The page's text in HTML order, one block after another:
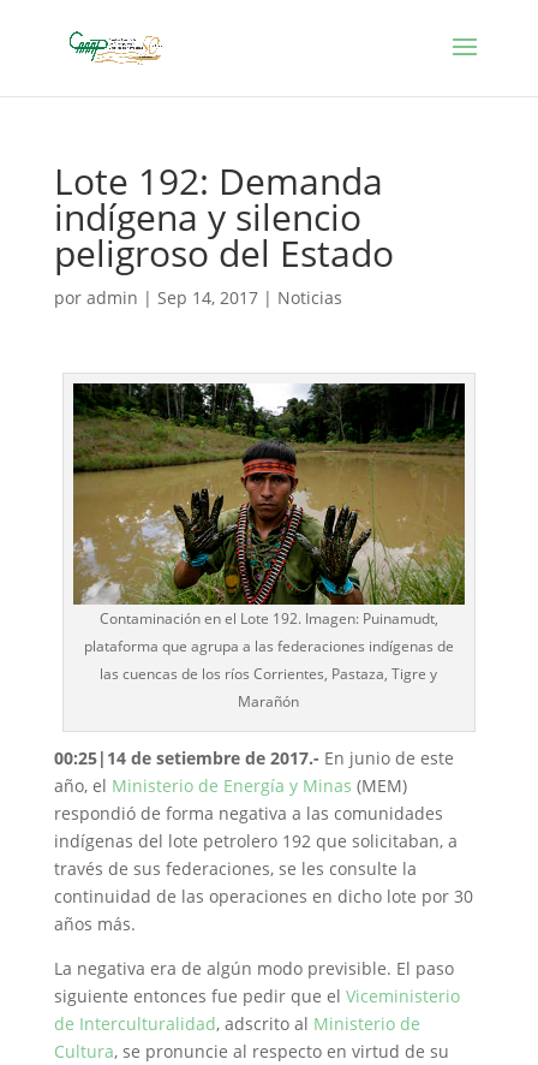
Lote 192: Demanda
indígena y silencio
peligroso del Estado
por admin | Sep 14, 2017| Noticias
Contaminación en el Lote 192. Imagen: Puinamudt,
plataforma que agrupa a las federaciones indígenas de
las cuencas de los ríos Corrientes, Pastaza, Tigre y
Marañón
00:25|14 de setiembre de 2017.- En junio de este
año, el Ministerio de Energía y Minas (MEM)
respondió de forma negativa a las comunidades
indígenas del lote petrolero 192 que solicitaban, a
través de sus federaciones, se les consulte la
continuidad de las operaciones en dicho lote por 30
años más.
La negativa era de algún modo previsible. El paso
siguiente entonces fue pedir que el Viceministerio
de Interculturalidad, adscrito al Ministerio de
Cultura, se pronuncie al respecto en virtud de su